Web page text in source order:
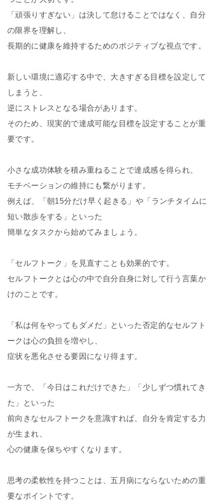
「頑張りすぎない」は決して怠けることではなく、自分
の限界を理解し、
長期的に健康を維持するためのポジティブな視点です。
新しい環境に適応する中で、大きすぎる目標を設定して
しまうと、
逆にストレスとなる場合があります。
そのため、現実的で達成可能な目標を設定することが重
要です。
小さな成功体験を積み重ねることで達成感を得られ、
モチベーションの維持にも繋がります。
例えば、「朝15分だけ早く起きる」や「ランチタイムに
短い散歩をする」といった
簡単なタスクから始めてみましょう。
「セルフトーク」を見直すことも効果的です。
セルフトークとは心の中で自分自身に対して行う言葉か
けのことです。
「私は何をやってもダメだ」といった否定的なセルフト
ークは心の負担を増やし、
症状を悪化させる要因になり得ます。
一方で、「今日はこれだけできた」「少しずつ慣れてき
た」といった
前向きなセルフトークを意識すれば、自分を肯定する力
が生まれ、
心の健康を保ちやすくなります。
思考の柔軟性を持つことは、五月病にならないための重
要なポイントです。